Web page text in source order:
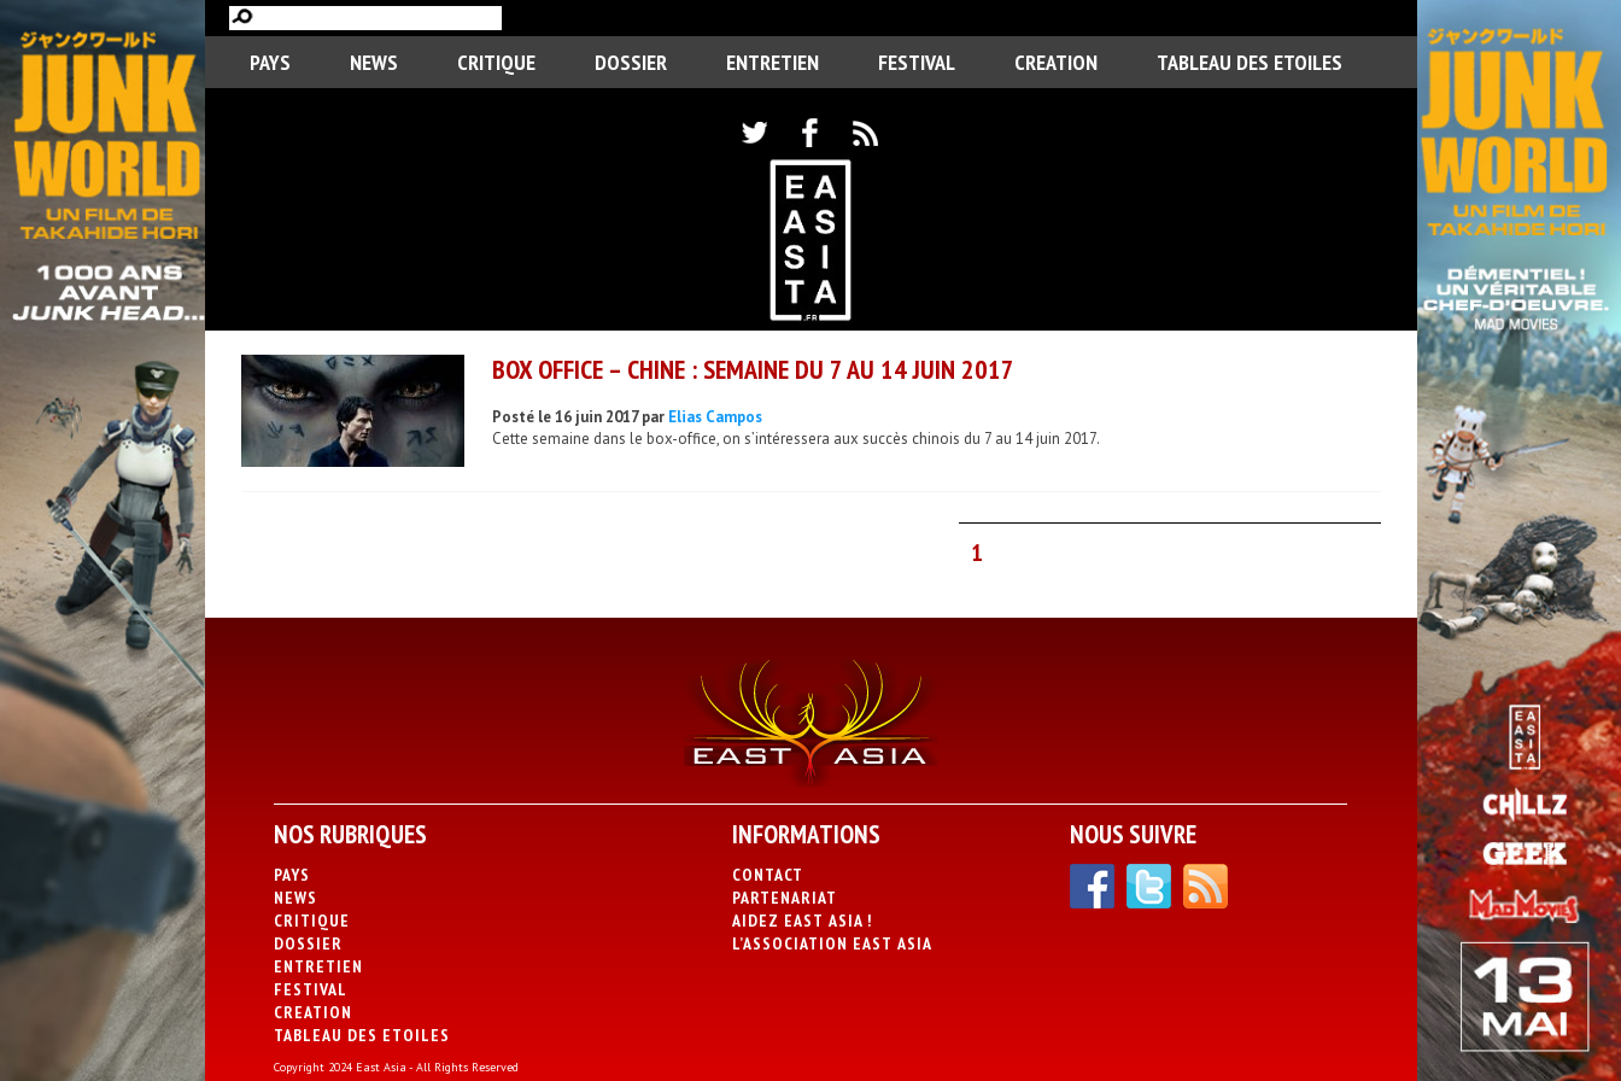
PAYS NEWS CRITIQUE DOSSIER ENTRETIEN FESTIVAL CREATION TABLEAU DES ETOILES
BOX OFFICE – CHINE : SEMAINE DU 7 AU 14 JUIN 2017
Posté le 16 juin 2017 par Elias Campos
Cette semaine dans le box-office, on s’intéressera aux succès chinois du 7 au 14 juin 2017.
1
NOS RUBRIQUES
PAYS
NEWS
CRITIQUE
DOSSIER
ENTRETIEN
FESTIVAL
CREATION
TABLEAU DES ETOILES
INFORMATIONS
CONTACT
PARTENARIAT
AIDEZ EAST ASIA !
L’ASSOCIATION EAST ASIA
NOUS SUIVRE
Copyright 2024 East Asia - All Rights Reserved